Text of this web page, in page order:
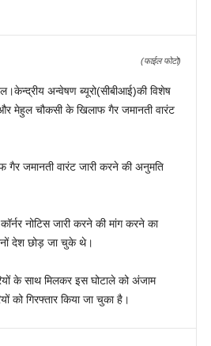
(फाईल फोटो)
अन्‍वेषण ब्‍यूरो(सीबीआई)की विशेष
मेहुल चौकसी के खिलाफ गैर जमानती वारंट
जमानती वारंट जारी करने की अनुमति
नोटिस जारी करने की मांग करने का
देश छोड़ जा चुके थे।
के साथ मिलकर इस घोटाले को अंजाम
को गिरफ्तार किया जा चुका है।